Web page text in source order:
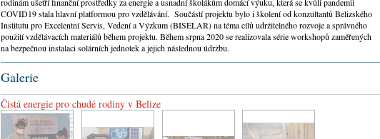
rodinám ušetří finanční prostředky za energie a usnadní školákům domácí výuku, která se kvůli pandemii
COVID19 stala hlavní platformou pro vzdělávání. Součástí projektu bylo i školení od konzultantů Belizského
Institutu pro Excelentní Servis, Vedení a Výzkum (BISELAR) na téma cílů udržitelného rozvoje a správného
použití vzdělávacích materiálů během projektu. Během srpna 2020 se realizovala série workshopů zaměřených
na bezpečnou instalaci solárních jednotek a jejich následnou údržbu.
Galerie
Čistá energie pro chudé rodiny v Belize